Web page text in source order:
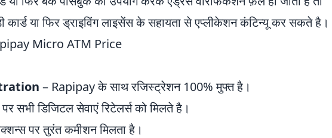
या फिर ड्राइविंग लाइसेंस के सहायता से एप्लीकेशन कंटिन्यू कर सकते है।
Micro ATM Price
– Rapipay के साथ रजिस्ट्रेशन 100% मुफ्त है।
पर सभी डिजिटल सेवाएं रिटेलर्स को मिलते है।
पर तुरंत कमीशन मिलता है।